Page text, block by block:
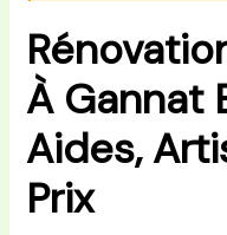
À Gannat
Aides,
Prix